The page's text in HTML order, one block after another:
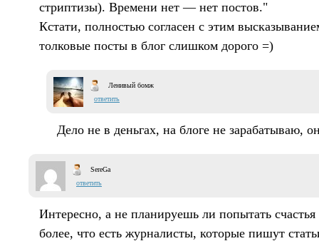
стриптизы). Времени нет — нет постов."
Кстати, полностью согласен с этим
толковые посты в блог слишком дорого =)
Ленивый бомж
ответить
Дело не в деньгах, на блоге не зарабатываю,
SereGa
ответить
Интересно, а не планируешь ли попытать
более, что есть журналисты, которые пишут